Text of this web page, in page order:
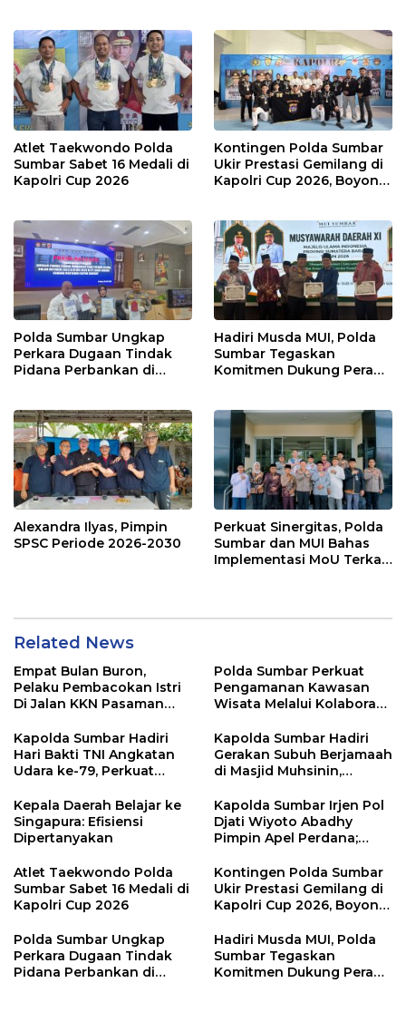
Atlet Taekwondo Polda
Sumbar Sabet 16 Medali di
Kapolri Cup 2026
Kontingen Polda Sumbar
Ukir Prestasi Gemilang di
Kapolri Cup 2026, Boyong
Polda Sumbar Ungkap
Perkara Dugaan Tindak
Pidana Perbankan di
3 Orang Ditetapkan
Tersangka
Hadiri Musda MUI, Polda
Sumbar Tegaskan
Komitmen Dukung Peran
Alexandra Ilyas, Pimpin
SPSC Periode 2026-2030
Perkuat Sinergitas, Polda
Sumbar dan MUI Bahas
Implementasi MoU Terkait
Related News
Empat Bulan Buron,
Pelaku Pembacokan Istri
Di Jalan KKN Pasaman
Personel Sat Reskrim Res
Pasbar Di Provinsi
Sumatera Utara
Polda Sumbar Perkuat
Pengamanan Kawasan
Wisata Melalui Kolaborasi
Kapolda Sumbar Hadiri
Hari Bakti TNI Angkatan
Udara ke-79, Perkuat
Kapolda Sumbar Hadiri
Gerakan Subuh Berjamaah
di Masjid Muhsinin,
“Ngopi Subuh”
Kepala Daerah Belajar ke
Singapura: Efisiensi
Dipertanyakan
Kapolda Sumbar Irjen Pol
Djati Wiyoto Abadhy
Pimpin Apel Perdana;
dengan Humanis
Atlet Taekwondo Polda
Sumbar Sabet 16 Medali di
Kapolri Cup 2026
Kontingen Polda Sumbar
Ukir Prestasi Gemilang di
Kapolri Cup 2026, Boyong
Polda Sumbar Ungkap
Perkara Dugaan Tindak
Pidana Perbankan di
Hadiri Musda MUI, Polda
Sumbar Tegaskan
Komitmen Dukung Peran